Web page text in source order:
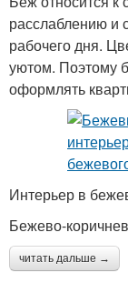
расслаблению и
рабочего дня.
уютом. Поэтому
оформлять
Интерьер в
Бежево-
читать дальше →